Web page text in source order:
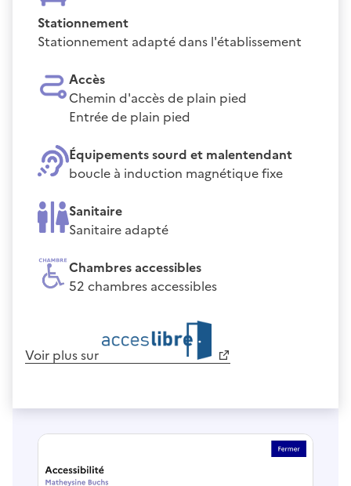
Stationnement
Stationnement adapté dans l'établissement
Accès
Chemin d'accès de plain pied
Entrée de plain pied
Équipements sourd et malentendant
boucle à induction magnétique fixe
Sanitaire
Sanitaire adapté
Chambres accessibles
52 chambres accessibles
Voir plus sur